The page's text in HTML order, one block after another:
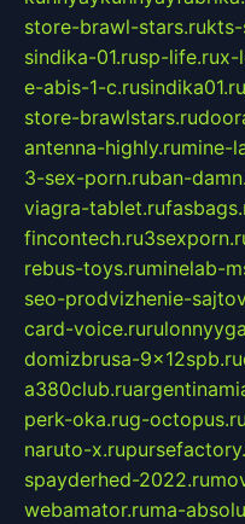
store-brawl-stars.rukts-
sindika-01.rusp-life.rux-
e-abis-1-c.rusindika01.ru
store-brawlstars.ru
antenna-highly.rumine-
3-sex-porn.ruban-
viagra-tablet.ru
fincontech.ru
rebus-toys.ruminelab-
seo-prodvizhenie-
card-voice.ru
domizbrusa-9x12spb.ru
a380club.ru
perk-oka.rug-octopus.ru
naruto-x.ru
spayderhed-2022.ru
webamator.ruma-